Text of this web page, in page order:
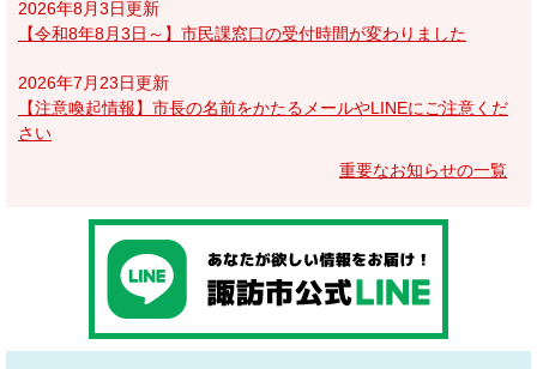
2026年8月3日更新
【令和8年8月3日～】市民課窓口の受付時間が変わりました
2026年7月23日更新
【注意喚起情報】市長の名前をかたるメールやLINEにご注意くだ
さい
重要なお知らせの一覧